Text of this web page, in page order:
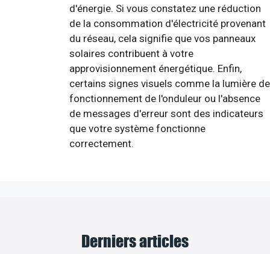
d'énergie. Si vous constatez une réduction
de la consommation d'électricité provenant
du réseau, cela signifie que vos panneaux
solaires contribuent à votre
approvisionnement énergétique. Enfin,
certains signes visuels comme la lumière de
fonctionnement de l'onduleur ou l'absence
de messages d'erreur sont des indicateurs
que votre système fonctionne
correctement.
Derniers articles